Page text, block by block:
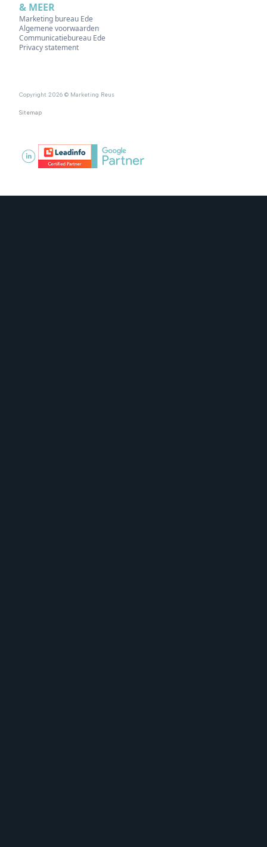
& MEER
Marketing bureau Ede
Algemene voorwaarden
Communicatiebureau Ede
Privacy statement
Copyright 2026 © Marketing Reus
Sitemap